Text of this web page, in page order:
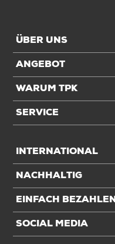
ÜBER UNS
ANGEBOT
WARUM TPK
SERVICE
INTERNATIONAL
NACHHALTIG
EINFACH BEZAHLEN
SOCIAL MEDIA